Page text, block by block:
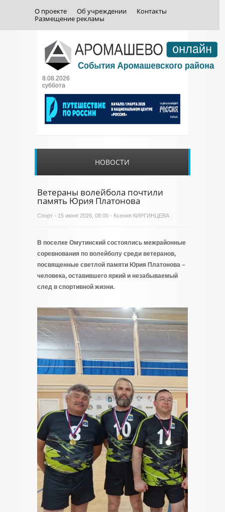
О проекте Об учреждении
Контакты
Размещение рекламы
8.08.2026
суббота
НОВОСТИ
Ветераны волейбола почтили
память Юрия Платонова
Спорт - 15 июня 2026, 08:00 - Ксения КИРГИНЦЕВА
В поселке Омутинский состоялись межрайонные
соревнования по волейболу среди ветеранов,
посвященные светлой памяти Юрия Платонова –
человека, оставившего яркий и незабываемый
след в спортивной жизни.